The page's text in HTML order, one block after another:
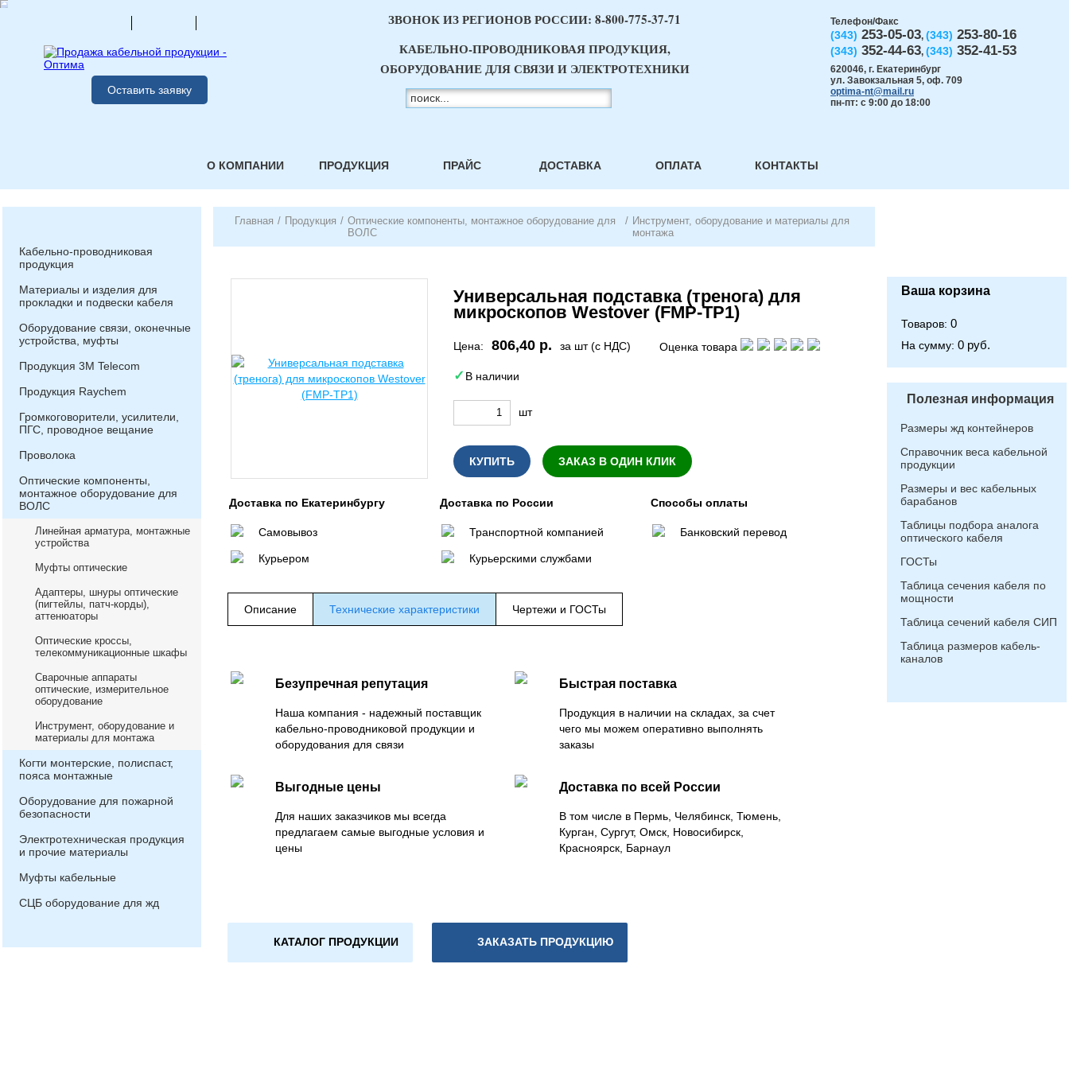
Оставить заявку
Телефон/Факс
(343) 253-05-03, (343) 253-80-16
(343) 352-44-63, (343) 352-41-53
620046, г. Екатеринбург
ул. Завокзальная 5, оф. 709
optima-nt@mail.ru
пн-пт: с 9:00 до 18:00
ЗВОНОК ИЗ РЕГИОНОВ РОССИИ: 8-800-775-37-71
КАБЕЛЬНО-ПРОВОДНИКОВАЯ ПРОДУКЦИЯ,
ОБОРУДОВАНИЕ ДЛЯ СВЯЗИ И ЭЛЕКТРОТЕХНИКИ
О КОМПАНИИ ПРОДУКЦИЯ ПРАЙС ДОСТАВКА ОПЛАТА КОНТАКТЫ
Кабельно-проводниковая
продукция
Материалы и изделия для
прокладки и подвески кабеля
Оборудование связи, оконечные
устройства, муфты
Продукция 3М Telecom
Продукция Raychem
Громкоговорители, усилители,
ПГС, проводное вещание
Проволока
Оптические компоненты,
монтажное оборудование для
ВОЛС
Линейная арматура, монтажные
устройства
Муфты оптические
Адаптеры, шнуры оптические
(пигтейлы, патч-корды),
аттенюаторы
Оптические кроссы,
телекоммуникационные шкафы
Сварочные аппараты
оптические, измерительное
оборудование
Инструмент, оборудование и
материалы для монтажа
Когти монтерские, полиспаст,
пояса монтажные
Оборудование для пожарной
безопасности
Электротехническая продукция
и прочие материалы
Муфты кабельные
СЦБ оборудование для жд
Главная / Продукция / Оптические компоненты, монтажное оборудование для
ВОЛС
/ Инструмент, оборудование и материалы для
монтажа
Универсальная подставка (тренога) для
микроскопов Westover (FMP-TP1)
Цена: 806,40 р. за шт (с НДС) Оценка товара
В наличии
шт
КУПИТЬ ЗАКАЗ В ОДИН КЛИК
Доставка по Екатеринбургу
Самовывоз
Курьером
Доставка по России
Транспортной компанией
Курьерскими службами
Способы оплаты
Банковский перевод
Описание Технические характеристики Чертежи и ГОСТы
Безупречная репутация
Наша компания - надежный поставщик
кабельно-проводниковой продукции и
оборудования для связи
Быстрая поставка
Продукция в наличии на складах, за счет
чего мы можем оперативно выполнять
заказы
Выгодные цены
Для наших заказчиков мы всегда
предлагаем самые выгодные условия и
цены
Доставка по всей России
В том числе в Пермь, Челябинск, Тюмень,
Курган, Сургут, Омск, Новосибирск,
Красноярск, Барнаул
КАТАЛОГ ПРОДУКЦИИ ЗАКАЗАТЬ ПРОДУКЦИЮ
Ваша корзина
Товаров: 0
На сумму: 0 руб.
Полезная информация
Размеры жд контейнеров
Справочник веса кабельной
продукции
Размеры и вес кабельных
барабанов
Таблицы подбора аналога
оптического кабеля
ГОСТы
Таблица сечения кабеля по
мощности
Таблица сечений кабеля СИП
Таблица размеров кабель-
каналов